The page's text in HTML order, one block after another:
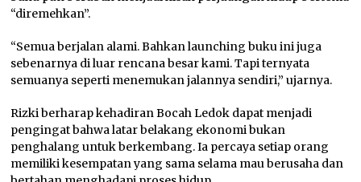
“diremehkan”.
“Semua berjalan alami. Bahkan launching buku ini juga
sebenarnya di luar rencana besar kami. Tapi ternyata
semuanya seperti menemukan jalannya sendiri,” ujarnya.
Rizki berharap kehadiran Bocah Ledok dapat menjadi
pengingat bahwa latar belakang ekonomi bukan
penghalang untuk berkembang. Ia percaya setiap orang
memiliki kesempatan yang sama selama mau berusaha dan